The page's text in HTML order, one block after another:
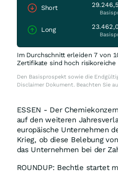
Short
Long
Im Durchschnitt erleiden 7 von
Zertifikate sind hoch
Den Basisprospekt sowie die
Disclaimer Dokument. Beachten Sie
ESSEN - Der
auf den weiteren
europäische Unternehmen
Krieg, ob diese Belebung
das Unternehmen bei der
ROUNDUP: Bechtle startet